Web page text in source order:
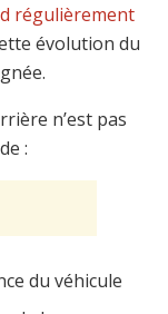
régulièrement
évolution du
n’est pas
:
du véhicule